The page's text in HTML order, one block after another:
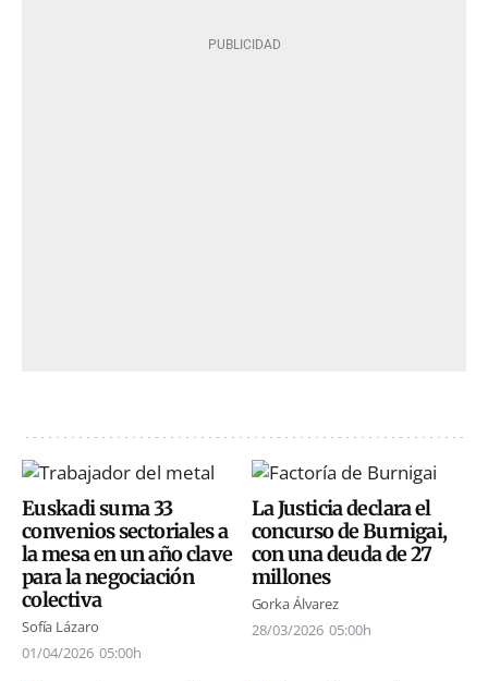
Euskadi suma 33
convenios sectoriales a
la mesa en un año clave
para la negociación
colectiva
Sofía Lázaro
01/04/2026 05:00h
La Justicia declara el
concurso de Burnigai,
con una deuda de 27
millones
Gorka Álvarez
28/03/2026 05:00h